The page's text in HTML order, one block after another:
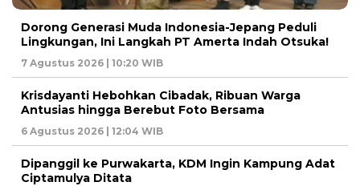
Dorong Generasi Muda Indonesia-Jepang Peduli
Lingkungan, Ini Langkah PT Amerta Indah Otsuka!
7 Agustus 2026 | 10:20 WIB
Krisdayanti Hebohkan Cibadak, Ribuan Warga
Antusias hingga Berebut Foto Bersama
6 Agustus 2026 | 12:04 WIB
Dipanggil ke Purwakarta, KDM Ingin Kampung Adat
Ciptamulya Ditata